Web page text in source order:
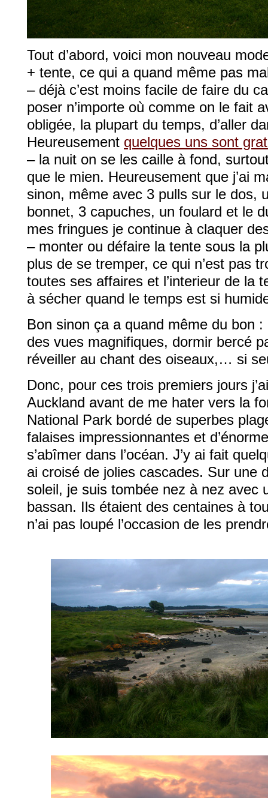
Tout d’abord, voici mon nouveau
+ tente, ce qui a quand même pas
– déjà c’est moins facile de faire du
poser n’importe où comme on le fait
obligée, la plupart du temps, d’aller
Heureusement quelques uns sont
– la nuit on se les caille à fond,
que le mien. Heureusement que j’ai
sinon, même avec 3 pulls sur le dos,
bonnet, 3 capuches, un foulard et le
mes fringues je continue à claquer
– monter ou défaire la tente sous la
plus de se tremper, ce qui n’est pas
toutes ses affaires et l’interieur de la
à sécher quand le temps est si
Bon sinon ça a quand même du bon
des vues magnifiques, dormir bercé
réveiller au chant des oiseaux,… si
Donc, pour ces trois premiers jours
Auckland avant de me hater vers la
National Park bordé de superbes
falaises impressionnantes et
s’abîmer dans l’océan. J’y ai fait
ai croisé de jolies cascades. Sur une
soleil, je suis tombée nez à nez avec
bassan. Ils étaient des centaines à
n’ai pas loupé l’occasion de les